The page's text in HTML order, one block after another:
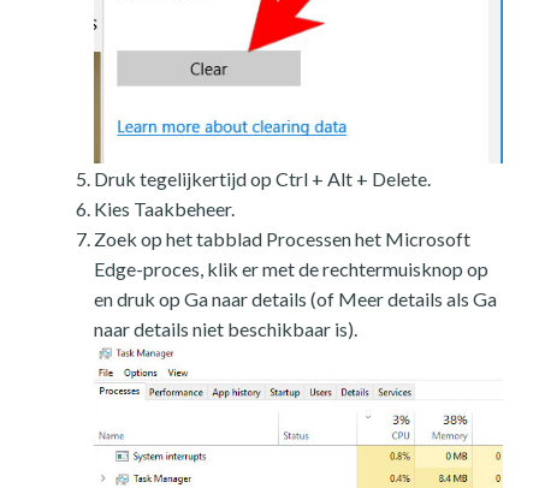
Druk tegelijkertijd op Ctrl + Alt + Delete.
Kies Taakbeheer.
Zoek op het tabblad Processen het Microsoft
Edge-proces, klik er met de rechtermuisknop op
en druk op Ga naar details (of Meer details als Ga
naar details niet beschikbaar is).